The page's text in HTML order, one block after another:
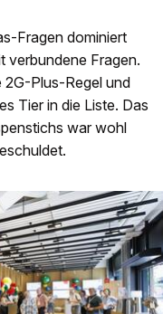
Fragen dominiert
verbundene Fragen.
2G-Plus-Regel und
Tier in die Liste. Das
war wohl